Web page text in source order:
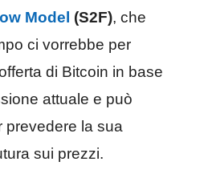
Model (S2F), che
ci vorrebbe per
di Bitcoin in base
attuale e può
prevedere la sua
sui prezzi.